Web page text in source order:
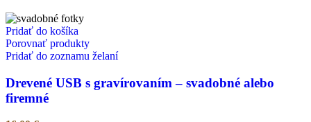
Pridať do košíka
Porovnať produkty
Pridať do zoznamu želaní
Drevené USB s gravírovaním – svadobné alebo
firemné